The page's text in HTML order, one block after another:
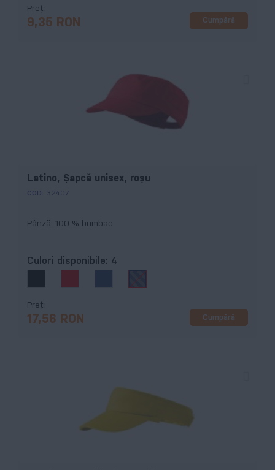
Preț
9,35 RON Cumpără
Latino, Şapcă unisex, roşu
COD: 32407
Pânză, 100 % bumbac
Culori disponibile: 4
Preț
17,56 RON Cumpără